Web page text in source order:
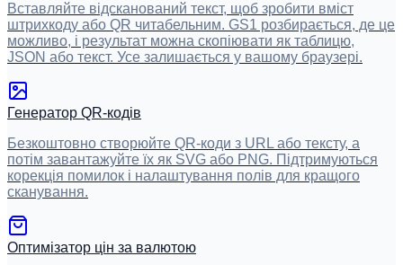
Вставляйте відсканований текст, щоб зробити вміст
штрихкоду або QR читабельним. GS1 розбирається, де це
можливо, і результат можна скопіювати як таблицю,
JSON або текст. Усе залишається у вашому браузері.
Генератор QR-кодів
Безкоштовно створюйте QR-коди з URL або тексту, а
потім завантажуйте їх як SVG або PNG. Підтримуються
корекція помилок і налаштування полів для кращого
сканування.
Оптимізатор цін за валютою